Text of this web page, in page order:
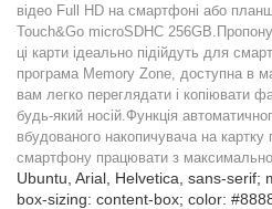
відео Full HD на смартфоні або
Touch&Go microSDHC
ці карти ідеально підійдуть для
програма Memory Zone, доступна в
вам легко переглядати і копіювати
будь-який носій.Функція
вбудованого накопичувача на
смартфону працювати з
Ubuntu, Arial, Helvetica, sans-serif;
box-sizing: content-box; color: